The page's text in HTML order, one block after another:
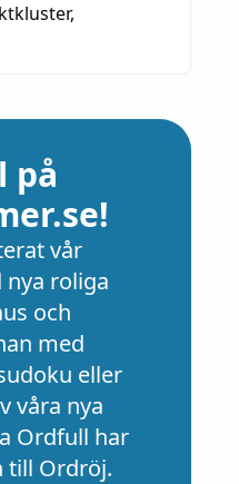
,
på
vår
nya roliga
och
med
eller
våra nya
Ordfull har
till Ordröj.